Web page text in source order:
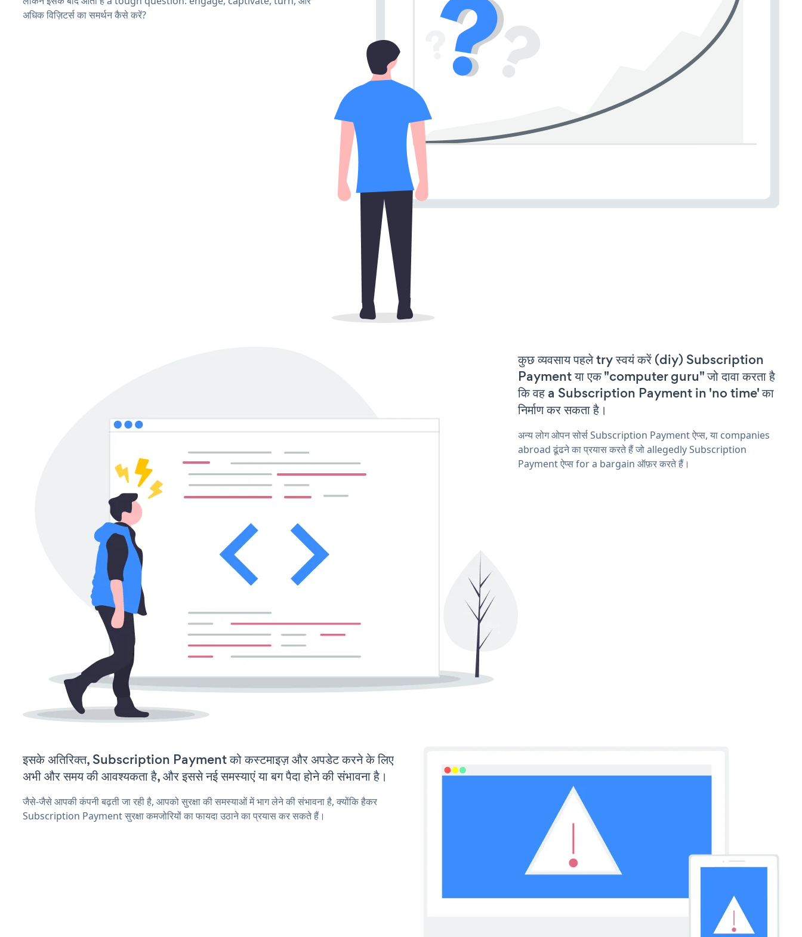
अधिक विज़िटर्स का समर्थन कैसे करें?
कुछ व्यवसाय पहले try स्वयं करें (diy) Subscription
Payment या एक "computer guru" जो दावा करता है
कि वह a Subscription Payment in 'no time' का
निर्माण कर सकता है।
अन्य लोग ओपन सोर्स Subscription Payment ऐप्स, या companies
abroad ढूंढने का प्रयास करते हैं जो allegedly Subscription
Payment ऐप्स for a bargain ऑफ़र करते हैं।
इसके अतिरिक्त, Subscription Payment को कस्टमाइज़ और अपडेट करने के लिए
अभी और समय की आवश्यकता है, और इससे नई समस्याएं या बग पैदा होने की संभावना है।
जैसे-जैसे आपकी कंपनी बढ़ती जा रही है, आपको सुरक्षा की समस्याओं में भाग लेने की संभावना है, क्योंकि हैकर
Subscription Payment सुरक्षा कमजोरियों का फायदा उठाने का प्रयास कर सकते हैं।